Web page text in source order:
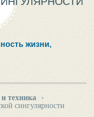
жизни,
техника
›
сингулярности